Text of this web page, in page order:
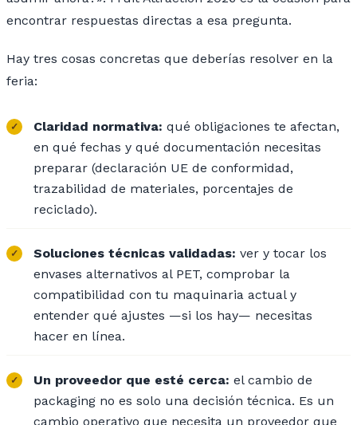
encontrar respuestas directas a esa pregunta.
Hay tres cosas concretas que deberías resolver en la
feria:
Claridad normativa: qué obligaciones te afectan,
en qué fechas y qué documentación necesitas
preparar (declaración UE de conformidad,
trazabilidad de materiales, porcentajes de
reciclado).
Soluciones técnicas validadas: ver y tocar los
envases alternativos al PET, comprobar la
compatibilidad con tu maquinaria actual y
entender qué ajustes —si los hay— necesitas
hacer en línea.
Un proveedor que esté cerca: el cambio de
packaging no es solo una decisión técnica. Es un
cambio operativo que necesita un proveedor que